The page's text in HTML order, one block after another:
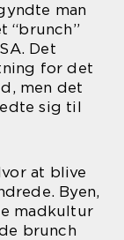
man
“brunch”
Det
for det
men det
sig til
at blive
Byen,
madkultur
brunch